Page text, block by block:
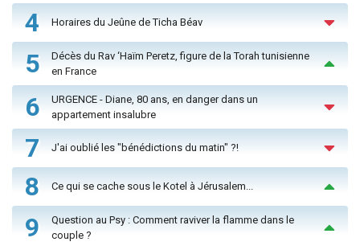
4 Horaires du Jeûne de Ticha Béav
5
Décès du Rav ‘Haïm Peretz, figure de la Torah tunisienne
en France
6
URGENCE - Diane, 80 ans, en danger dans un
appartement insalubre
7 J'ai oublié les "bénédictions du matin" ?!
8 Ce qui se cache sous le Kotel à Jérusalem...
9
Question au Psy : Comment raviver la flamme dans le
couple ?